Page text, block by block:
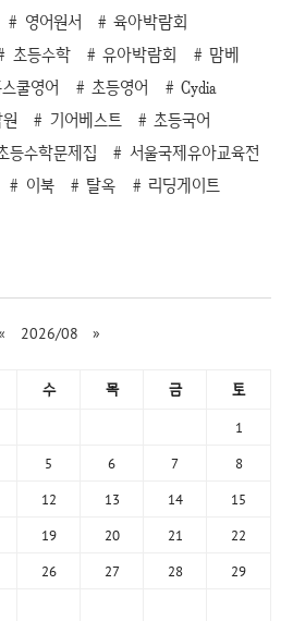
영어원서
육아박람회
초등수학 유아박람회
맘베
쿨영어 초등영어
Cydia
기어베스트
초등국어
등수학문제집
서울국제유아교육전
이북 탈옥
리딩게이트
2026/08 »
수 목 금 토
1
5 6 7 8
12 13 14 15
19 20 21 22
26 27 28 29